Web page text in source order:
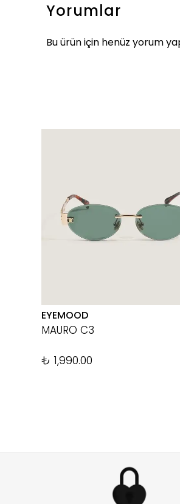
Yorumlar
Bu ürün için henüz yorum
EYEMOOD
MAURO C3
₺ 1,990.00